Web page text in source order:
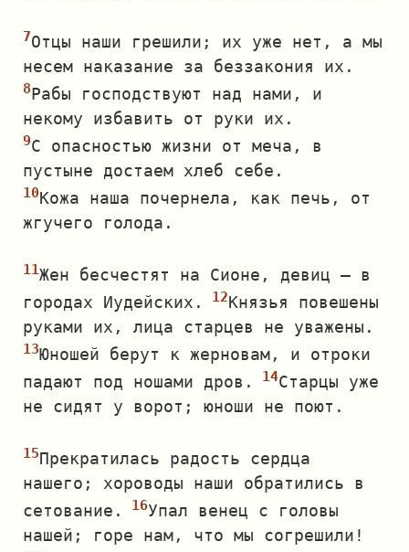
Отцы наши грешили; их уже нет, а мы
несем наказание за беззакония их.
Рабы господствуют над нами, и
некому избавить от руки их.
С опасностью жизни от меча, в
пустыне достаем хлеб себе.
Кожа наша почернела, как печь, от
жгучего голода.
Жен бесчестят на Сионе, девиц — в
городах Иудейских.
Князья повешены
руками их, лица старцев не уважены.
Юношей берут к жерновам, и отроки
падают под ношами дров.
Старцы уже
не сидят у ворот; юноши не поют.
Прекратилась радость сердца
нашего; хороводы наши обратились в
сетование.
Упал венец с головы
нашей; горе нам, что мы согрешили!